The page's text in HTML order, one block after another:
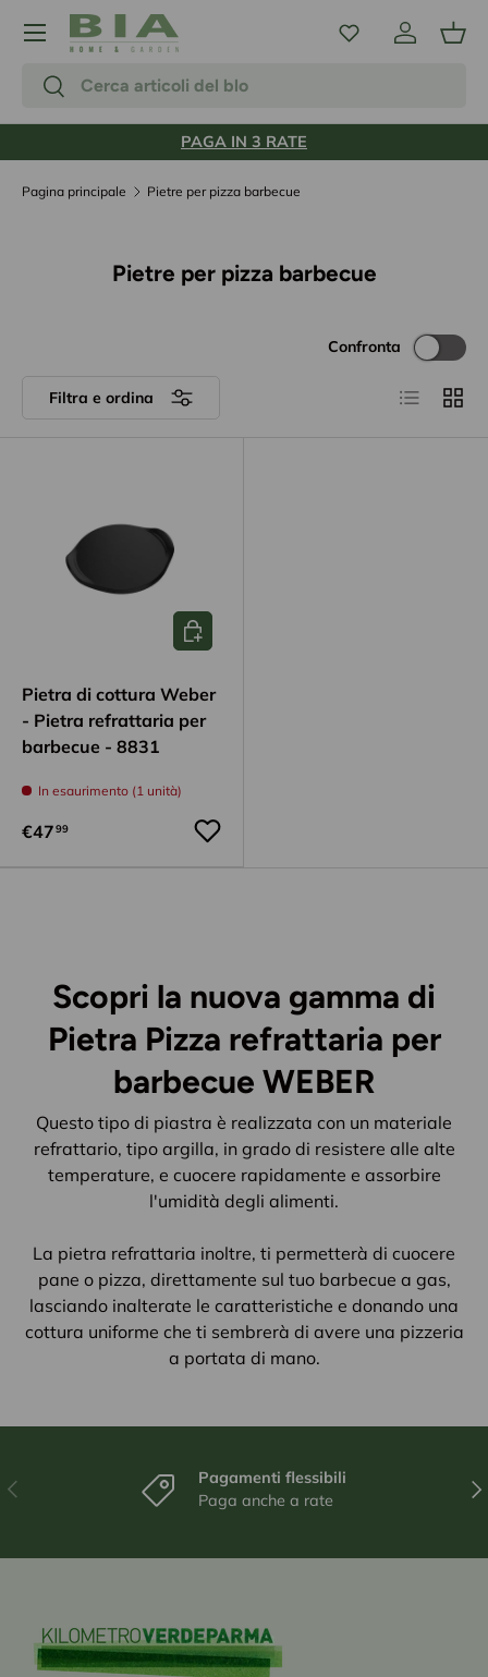
Passa ai contenuti
CercaCerca
Accedi
Menu
PAGA IN 3 RATE
Pagina principale Pietre per pizza barbecue
Pietre per pizza barbecue
Filtra e ordina
Confronta
Elenco
Pietra di cottura Weber
- Pietra refrattaria per
barbecue - 8831
In esaurimento (1 unità)
€4799
Aggiungi al carrello
Scopri la nuova gamma di
Pietra Pizza refrattaria per
barbecue WEBER
Questo tipo di piastra è realizzata con un materiale
refrattario, tipo argilla, in grado di resistere alle alte
temperature, e cuocere rapidamente e assorbire
l'umidità degli alimenti.
La pietra refrattaria inoltre, ti permetterà di cuocere
pane o pizza, direttamente sul tuo barbecue a gas,
lasciando inalterate le caratteristiche e donando una
cottura uniforme che ti sembrerà di avere una pizzeria
a portata di mano.
Indietro
Pagamenti flessibili
Paga anche a rate